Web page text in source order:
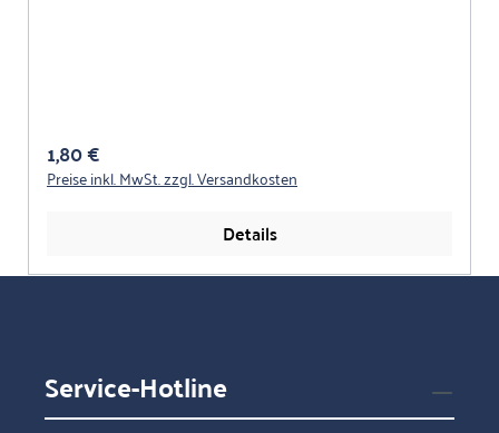
Regulärer Preis:
1,80 €
Preise inkl. MwSt. zzgl. Versandkosten
Details
Service-Hotline